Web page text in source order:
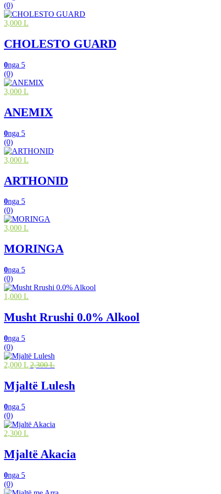
(0)
3,000 L
CHOLESTO GUARD
0nga 5
(0)
3,000 L
ANEMIX
0nga 5
(0)
3,000 L
ARTHONID
0nga 5
(0)
3,000 L
MORINGA
0nga 5
(0)
1,000 L
Musht Rrushi 0.0% Alkool
0nga 5
(0)
2,000 L 2,300 L
Mjaltë Lulesh
0nga 5
(0)
2,300 L
Mjaltë Akacia
0nga 5
(0)